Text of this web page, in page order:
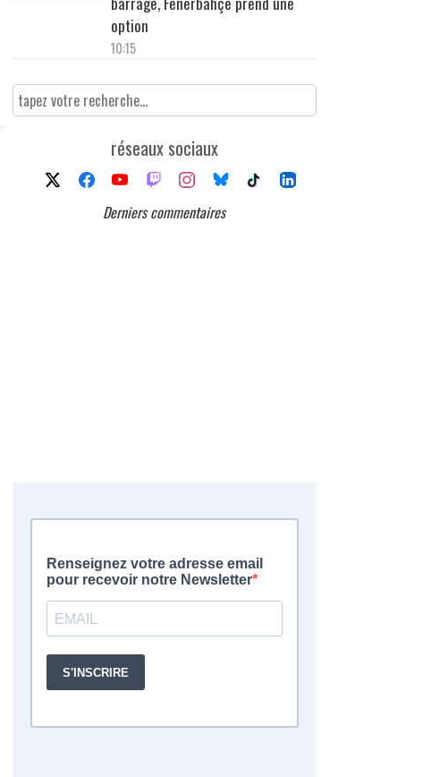
option
10:15
réseaux sociaux
Derniers commentaires